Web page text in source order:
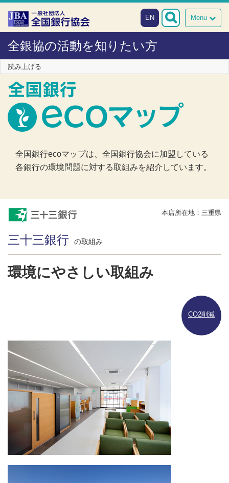
本文へスキップ
障がい者向け相談窓口
Menu
EN
全銀協の活動を知りたい方
読み上げる
全国銀行ecoマップは、全国銀行協会に加盟している
各銀行の環境問題に対する取組みを紹介しています。
本店所在地：三重県
三十三銀行 の取組み
環境にやさしい取組み
CO2削減